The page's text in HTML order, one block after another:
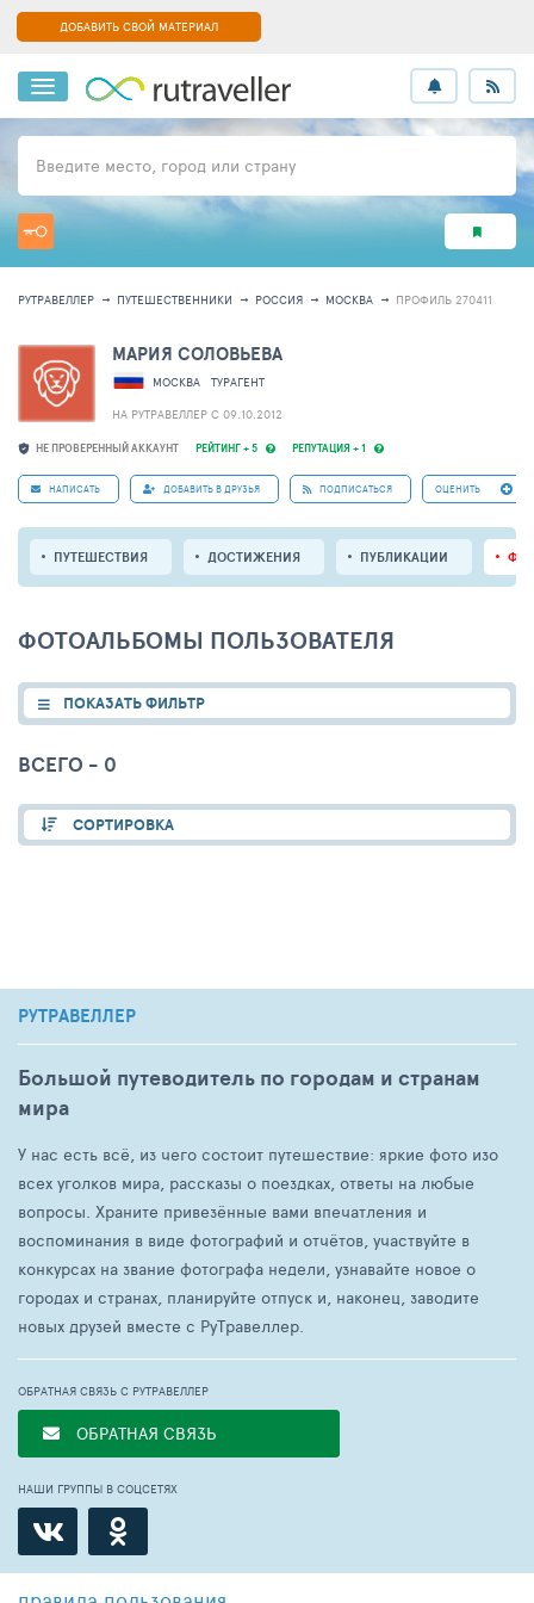
ДОБАВИТЬ СВОЙ МАТЕРИАЛ
Введите место, город или страну
РУТРАВЕЛЛЕР ПУТЕШЕСТВЕННИКИ РОССИЯ МОСКВА ПРОФИЛЬ 270411
НЕ ПРОВЕРЕННЫЙ АККАУНТ РЕЙТИНГ + 5 РЕПУТАЦИЯ + 1
МАРИЯ СОЛОВЬЕВА
МОСКВА
ТУРАГЕНТ
НА РУТРАВЕЛЛЕР C 09.10.2012
НАПИСАТЬ ДОБАВИТЬ В ДРУЗЬЯ ПОДПИСАТЬСЯ ОЦЕНИТЬ
ПУТЕШЕСТВИЯ ДОСТИЖЕНИЯ ПУБЛИКАЦИИ
ФОТОАЛЬБОМЫ ПОЛЬЗОВАТЕЛЯ
ПОКАЗАТЬ ФИЛЬТР
ВСЕГО - 0
СОРТИРОВКА
РУТРАВЕЛЛЕР
Большой путеводитель по городам и странам
мира
У нас есть всё, из чего состоит путешествие: яркие фото изо
всех уголков мира, рассказы о поездках, ответы на любые
вопросы. Храните привезённые вами впечатления и
воспоминания в виде фотографий и отчётов, участвуйте в
конкурсах на звание фотографа недели, узнавайте новое о
городах и странах, планируйте отпуск и, наконец, заводите
новых друзей вместе с РуТравеллер.
ОБРАТНАЯ СВЯЗЬ С РУТРАВЕЛЛЕР
ОБРАТНАЯ СВЯЗЬ
НАШИ ГРУППЫ В СОЦСЕТЯХ